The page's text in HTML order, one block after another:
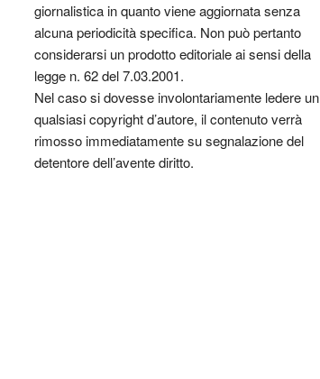
giornalistica in quanto viene aggiornata senza
alcuna periodicità specifica. Non può pertanto
considerarsi un prodotto editoriale ai sensi della
legge n. 62 del 7.03.2001.
Nel caso si dovesse involontariamente ledere un
qualsiasi copyright d’autore, il contenuto verrà
rimosso immediatamente su segnalazione del
detentore dell’avente diritto.